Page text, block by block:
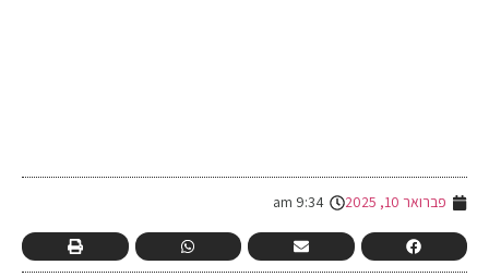
פברואר 10, 2025 9:34 am